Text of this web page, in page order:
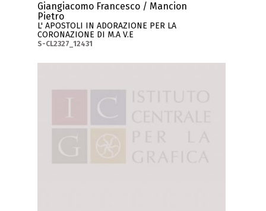
Giangiacomo Francesco / Mancion
Pietro
L' APOSTOLI IN ADORAZIONE PER LA
CORONAZIONE DI M.A V.E
S-CL2327_12431